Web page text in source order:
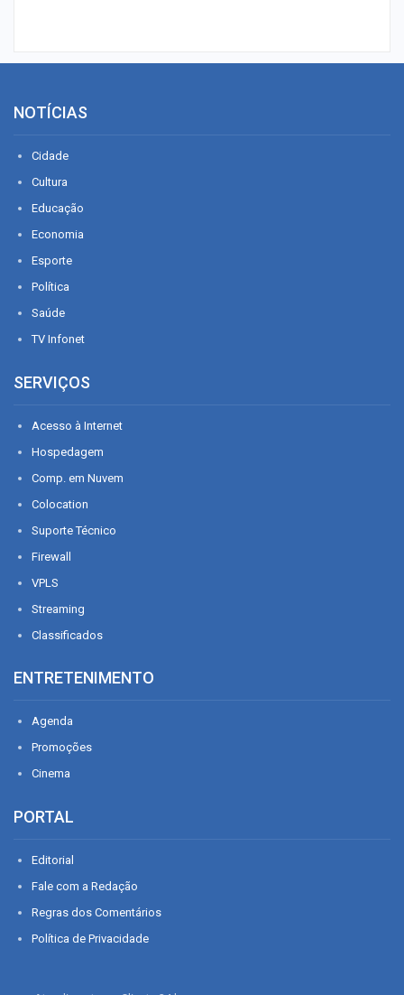
NOTÍCIAS
Cidade
Cultura
Educação
Economia
Esporte
Política
Saúde
TV Infonet
SERVIÇOS
Acesso à Internet
Hospedagem
Comp. em Nuvem
Colocation
Suporte Técnico
Firewall
VPLS
Streaming
Classificados
ENTRETENIMENTO
Agenda
Promoções
Cinema
PORTAL
Editorial
Fale com a Redação
Regras dos Comentários
Política de Privacidade